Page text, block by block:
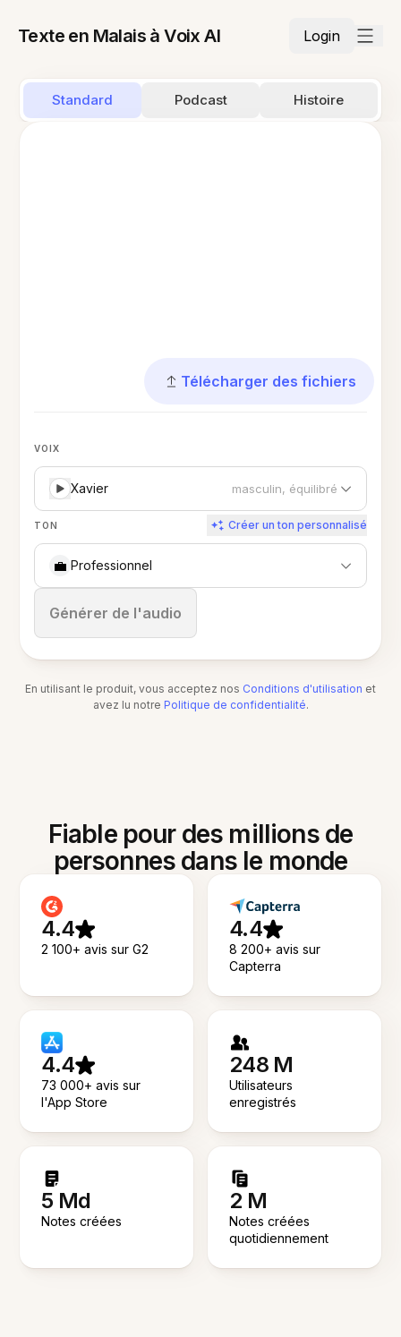
Texte en Malais à Voix AI Login
Standard Podcast Histoire
Télécharger des fichiers
VOIX
Xavier masculin, équilibré
TON Créer un ton personnalisé
💼 Professionnel
Générer de l'audio
Arrêter
En utilisant le produit, vous acceptez nos Conditions d'utilisation et
avez lu notre Politique de confidentialité.
Fiable pour des millions de
personnes dans le monde
4.4
2 100+ avis sur G2
4.4
8 200+ avis sur
Capterra
4.4
73 000+ avis sur
l'App Store
248 M
Utilisateurs
enregistrés
5 Md
Notes créées
2 M
Notes créées
quotidiennement